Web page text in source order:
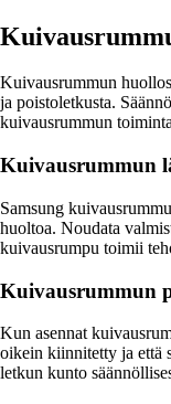
Kuivausrummun
ja poistoletkusta.
kuivausrummun
Kuivausrummun
Samsung
huoltoa. Noudata
kuivausrumpu toimii
Kuivausrummun
Kun asennat
oikein kiinnitetty ja että
letkun kunto